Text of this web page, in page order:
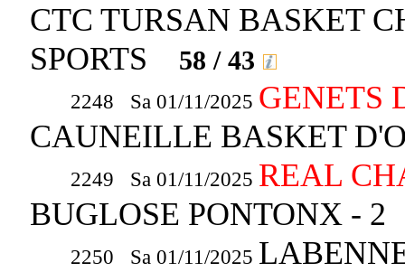
CTC TURSAN BASKET
SPORTS
58 / 43
2248 Sa 01/11/2025 GENETS
CAUNEILLE BASKET
2249 Sa 01/11/2025 REAL
BUGLOSE PONTONX -
2250 Sa 01/11/2025